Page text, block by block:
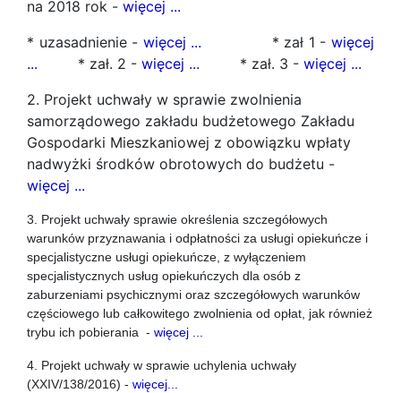
na 2018 rok - więcej ...
* uzasadnienie - więcej ... * zał 1 -więcej
... * zał. 2 - więcej ... * zał. 3 - więcej ...
2. Projekt uchwały w sprawie zwolnienia
samorządowego zakładu budżetowego Zakładu
Gospodarki Mieszkaniowej z obowiązku wpłaty
nadwyżki środków obrotowych do budżetu -
więcej ...
3. Projekt uchwały sprawie określenia szczegółowych
warunków przyznawania i odpłatności za usługi opiekuńcze i
specjalistyczne usługi opiekuńcze, z wyłączeniem
specjalistycznych usług opiekuńczych dla osób z
zaburzeniami psychicznymi oraz szczegółowych warunków
częściowego lub całkowitego zwolnienia od opłat, jak również
trybu ich pobierania - więcej ...
4. Projekt uchwały w sprawie uchylenia uchwały
(XXIV/138/2016) - więcej...